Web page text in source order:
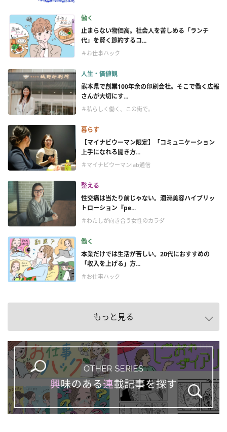
働く
止まらない物価高。社会人を苦しめる「ランチ
代」を賢く節約するコ...
＃お仕事ハック
人生・価値観
熊本県で創業100年余の印刷会社。そこで働く広報
さんが大切にす...
＃私らしく働く、この街で。
暮らす
【マイナビウーマン限定】「コミュニケーション
上手になれる聞き方...
＃マイナビウーマンlab通信
整える
性交痛は当たり前じゃない。潤滑美容ハイブリッ
トローション『pe...
＃わたしが向き合う女性のカラダ
働く
本業だけでは生活が苦しい。20代におすすめの
「収入を上げる」方...
＃お仕事ハック
もっと見る